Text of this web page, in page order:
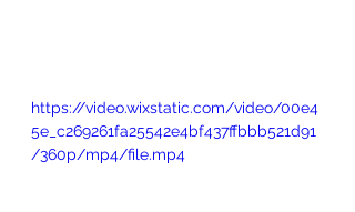
https://video.wixstatic.com/video/00e4
5e_c269261fa25542e4bf437ffbbb521d91
/360p/mp4/file.mp4